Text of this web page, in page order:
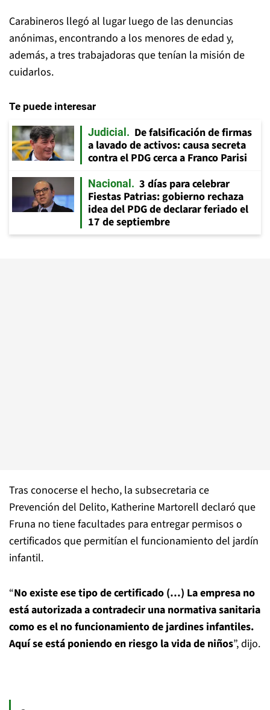
Carabineros llegó al lugar luego de las denuncias
anónimas, encontrando a los menores de edad y,
además, a tres trabajadoras que tenían la misión de
cuidarlos.
Te puede interesar
Judicial
De falsificación de firmas
a lavado de activos: causa secreta
contra el PDG cerca a Franco Parisi
Nacional
3 días para celebrar
Fiestas Patrias: gobierno rechaza
idea del PDG de declarar feriado el
17 de septiembre
Tras conocerse el hecho, la subsecretaria ce
Prevención del Delito, Katherine Martorell declaró que
Fruna no tiene facultades para entregar permisos o
certificados que permitían el funcionamiento del jardín
infantil.
“No existe ese tipo de certificado (…) La empresa no
está autorizada a contradecir una normativa sanitaria
como es el no funcionamiento de jardines infantiles.
Aquí se está poniendo en riesgo la vida de niños”, dijo.